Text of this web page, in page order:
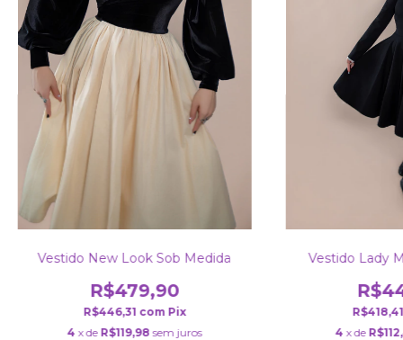
Vestido New Look Sob Medida
R$479,90
R$446,31 com Pix
4 x de R$119,98 sem juros
Vestido Lady
4 x de